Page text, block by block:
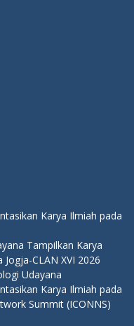
Karya Ilmiah pada
Tampilkan Karya
CLAN XVI 2026
Udayana
Karya Ilmiah pada
Summit (ICONNS)